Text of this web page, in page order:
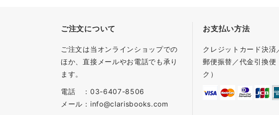
ご注文について
ご注文は当オンラインショップでの
ほか、直接メールやお電話でも承り
ます。
電話 ：03-6407-8506
メール：info@clarisbooks.com
お支払い方法
クレジットカード決済
郵便振替／代金引換便
ク）